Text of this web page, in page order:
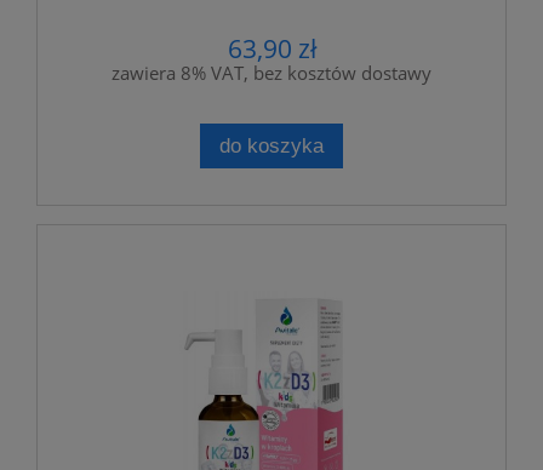
63,90 zł
zawiera 8% VAT, bez kosztów dostawy
do koszyka